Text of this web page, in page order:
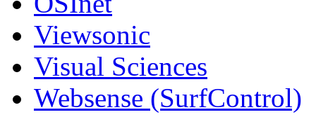
Viewsonic
Visual Sciences
Websense (SurfControl)